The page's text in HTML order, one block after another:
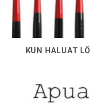
KUN HALUAT